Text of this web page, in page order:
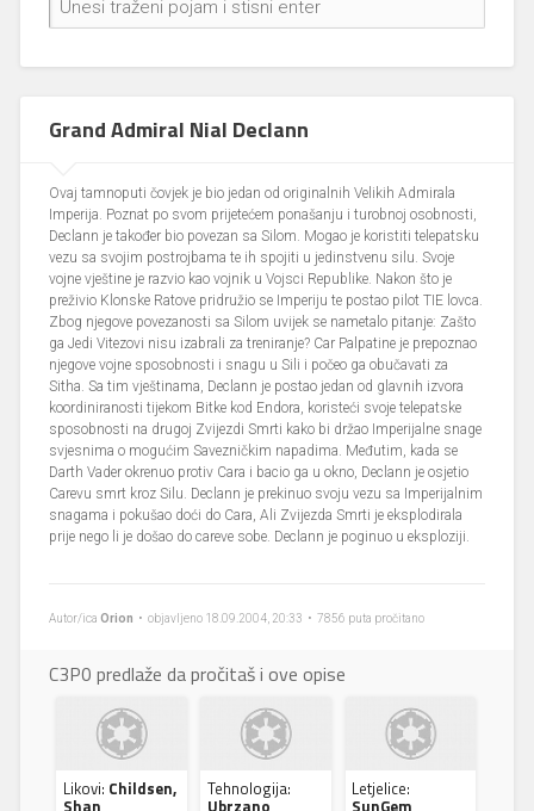
Grand Admiral Nial Declann
Ovaj tamnoputi čovjek je bio jedan od originalnih Velikih Admirala
Imperija. Poznat po svom prijetećem ponašanju i turobnoj osobnosti,
Declann je također bio povezan sa Silom. Mogao je koristiti telepatsku
vezu sa svojim postrojbama te ih spojiti u jedinstvenu silu. Svoje
vojne vještine je razvio kao vojnik u Vojsci Republike. Nakon što je
preživio Klonske Ratove pridružio se Imperiju te postao pilot TIE lovca.
Zbog njegove povezanosti sa Silom uvijek se nametalo pitanje: Zašto
ga Jedi Vitezovi nisu izabrali za treniranje? Car Palpatine je prepoznao
njegove vojne sposobnosti i snagu u Sili i počeo ga obučavati za
Sitha. Sa tim vještinama, Declann je postao jedan od glavnih izvora
koordiniranosti tijekom Bitke kod Endora, koristeći svoje telepatske
sposobnosti na drugoj Zvijezdi Smrti kako bi držao Imperijalne snage
svjesnima o mogućim Savezničkim napadima. Međutim, kada se
Darth Vader okrenuo protiv Cara i bacio ga u okno, Declann je osjetio
Carevu smrt kroz Silu. Declann je prekinuo svoju vezu sa Imperijalnim
snagama i pokušao doći do Cara, Ali Zvijezda Smrti je eksplodirala
prije nego li je došao do careve sobe. Declann je poginuo u eksploziji.
Autor/icaOrion • objavljeno 18.09.2004, 20:33 • 7856 puta pročitano
C3P0 predlaže da pročitaš i ove opise
Likovi: Childsen, Tehnologija: Letjelice: